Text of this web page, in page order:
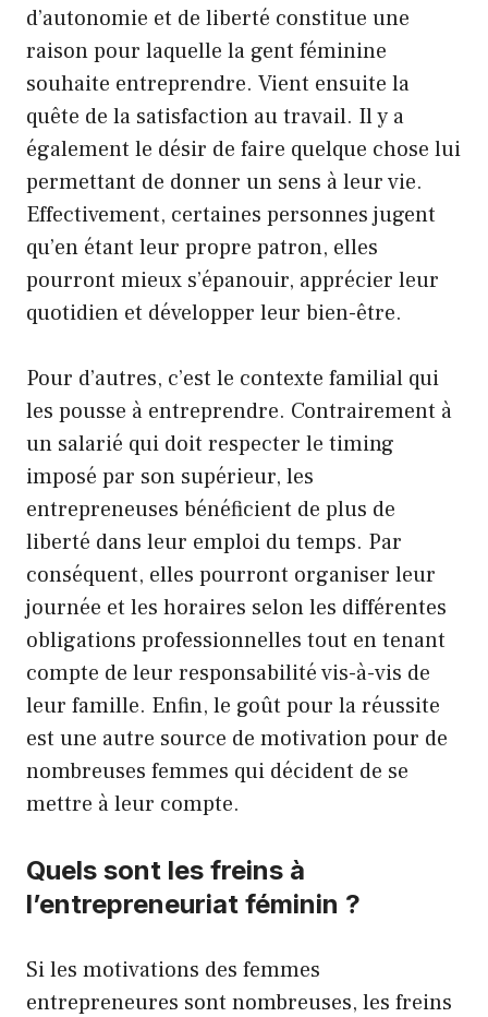
d’autonomie et de liberté constitue une
raison pour laquelle la gent féminine
souhaite entreprendre. Vient ensuite la
quête de la satisfaction au travail. Il y a
également le désir de faire quelque chose lui
permettant de donner un sens à leur vie.
Effectivement, certaines personnes jugent
qu’en étant leur propre patron, elles
pourront mieux s’épanouir, apprécier leur
quotidien et développer leur bien-être.
Pour d’autres, c’est le contexte familial qui
les pousse à entreprendre. Contrairement à
un salarié qui doit respecter le timing
imposé par son supérieur, les
entrepreneuses bénéficient de plus de
liberté dans leur emploi du temps. Par
conséquent, elles pourront organiser leur
journée et les horaires selon les différentes
obligations professionnelles tout en tenant
compte de leur responsabilité vis-à-vis de
leur famille. Enfin, le goût pour la réussite
est une autre source de motivation pour de
nombreuses femmes qui décident de se
mettre à leur compte.
Quels sont les freins à
l’entrepreneuriat féminin ?
Si les motivations des femmes
entrepreneures sont nombreuses, les freins